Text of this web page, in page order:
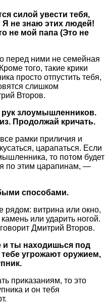
силой увести тебя,
Я не знаю этих людей!
не мой папа (Это не
перед ними не семейная
того, такие крики
просто отпустить тебя,
слишком
Второв.
злоумышленников.
Продолжай кричать.
рамки приличия и
царапаться. Если
то потом будет
по этим царапинам, —
способами.
рядом: витрина или окно,
или ударить ногой.
Дмитрий Второв.
и ты находишься под
угрожают оружием,
приказаниям, то это
и он тебя